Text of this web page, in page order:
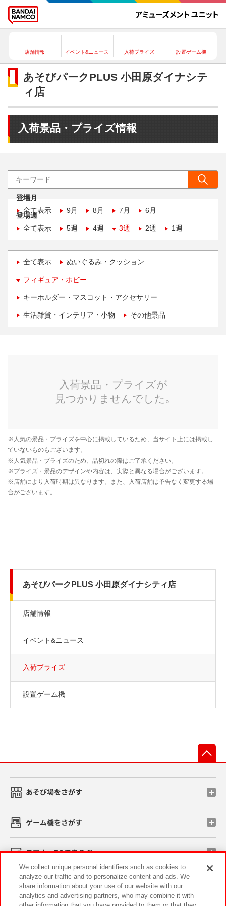
店舗情報 イベント&ニュース 入荷プライズ 設置ゲーム機
あそびパークPLUS 小田原ダイナシテ
ィ店
入荷景品・プライズ情報
登場月
全て表示
9月 8月 7月 6月
登場週
全て表示
5週 4週 3週 2週 1週
全て表示 ぬいぐるみ・クッション
フィギュア・ホビー
キーホルダー・マスコット・アクセサリー
生活雑貨・インテリア・小物 その他景品
あそびパークPLUS 小田原ダイナシティ店
店舗情報
イベント&ニュース
入荷プライズ
設置ゲーム機
あそび場をさがす
ゲーム機をさがす
スマホ・PCであそぶ
イベント・キャンペーン
We collect unique personal identifiers such as cookies to
analyze our traffic and to personalize content and ads. We
share information about your use of our website with our
analytics and advertising partners, who may combine it with